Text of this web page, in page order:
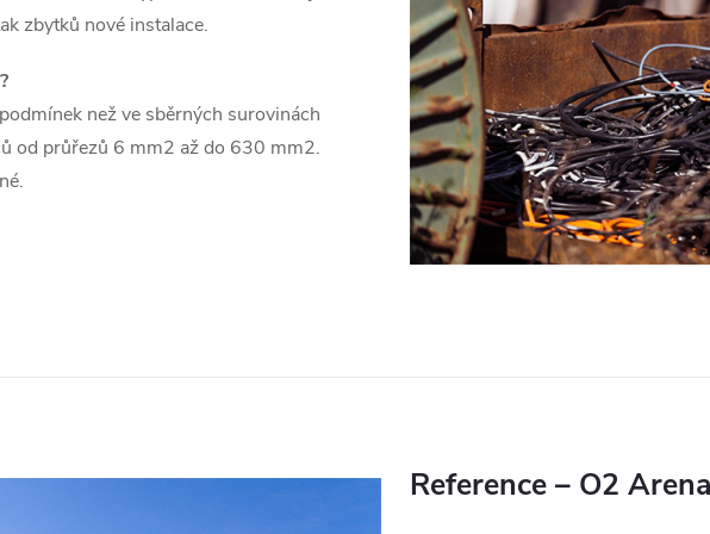
zbytků nové instalace.
než ve sběrných surovinách
od průřezů 6 mm2 až do 630 mm2.
Reference – O2